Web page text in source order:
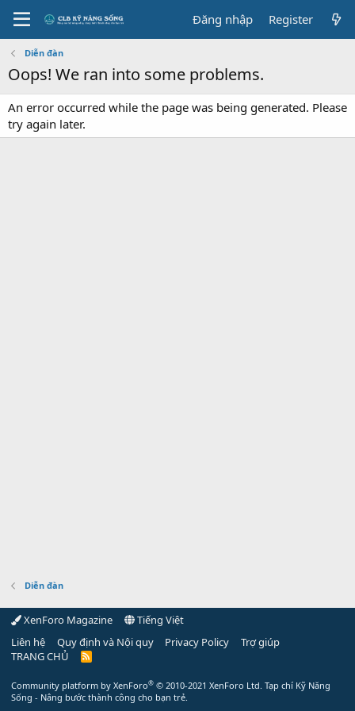
Đăng nhập Register
Diễn đàn
Oops! We ran into some problems.
An error occurred while the page was being generated. Please
try again later.
Diễn đàn
XenForo Magazine
Tiếng Việt
Liên hệ
Quy định và Nội quy Privacy Policy
Trợ giúp
TRANG CHỦ
R
Community platform by XenForo® © 2010-2021 XenForo Ltd. Tạp chí Kỹ Năng
Sống - Nâng bước thành công cho bạn trẻ.